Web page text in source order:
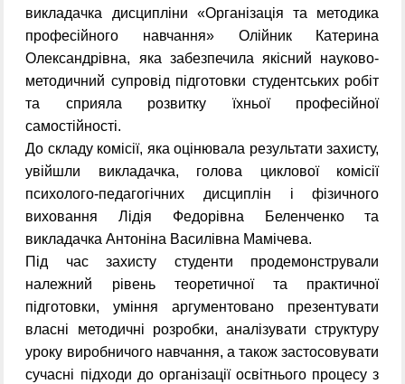
викладачка дисципліни «Організація та методика
професійного навчання» Олійник Катерина
Олександрівна, яка забезпечила якісний науково-
методичний супровід підготовки студентських робіт
та сприяла розвитку їхньої професійної
самостійності.
До складу комісії, яка оцінювала результати захисту,
увійшли викладачка, голова циклової комісії
психолого-педагогічних дисциплін і фізичного
виховання Лідія Федорівна Беленченко та
викладачка Антоніна Василівна Мамічева.
Під час захисту студенти продемонстрували
належний рівень теоретичної та практичної
підготовки, уміння аргументовано презентувати
власні методичні розробки, аналізувати структуру
уроку виробничого навчання, а також застосовувати
сучасні підходи до організації освітнього процесу з